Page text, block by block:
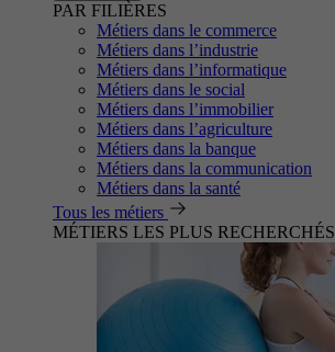
PAR FILIÈRES
Métiers dans le commerce
Métiers dans l’industrie
Métiers dans l’informatique
Métiers dans le social
Métiers dans l’immobilier
Métiers dans l’agriculture
Métiers dans la banque
Métiers dans la communication
Métiers dans la santé
Tous les métiers
MÉTIERS LES PLUS RECHERCHÉS